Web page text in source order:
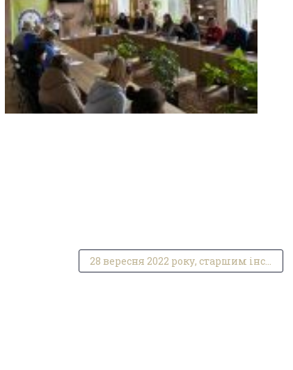
28 вересня 2022 року, старшим інспектором поліції проведено профілактичну зустріч з студентами першого курсу